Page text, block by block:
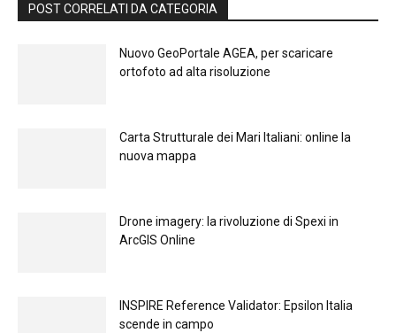
POST CORRELATI DA CATEGORIA
Nuovo GeoPortale AGEA, per scaricare
ortofoto ad alta risoluzione
Carta Strutturale dei Mari Italiani: online la
nuova mappa
Drone imagery: la rivoluzione di Spexi in
ArcGIS Online
INSPIRE Reference Validator: Epsilon Italia
scende in campo